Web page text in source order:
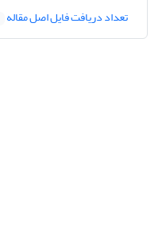
تعداد دریافت فایل اصل مقاله